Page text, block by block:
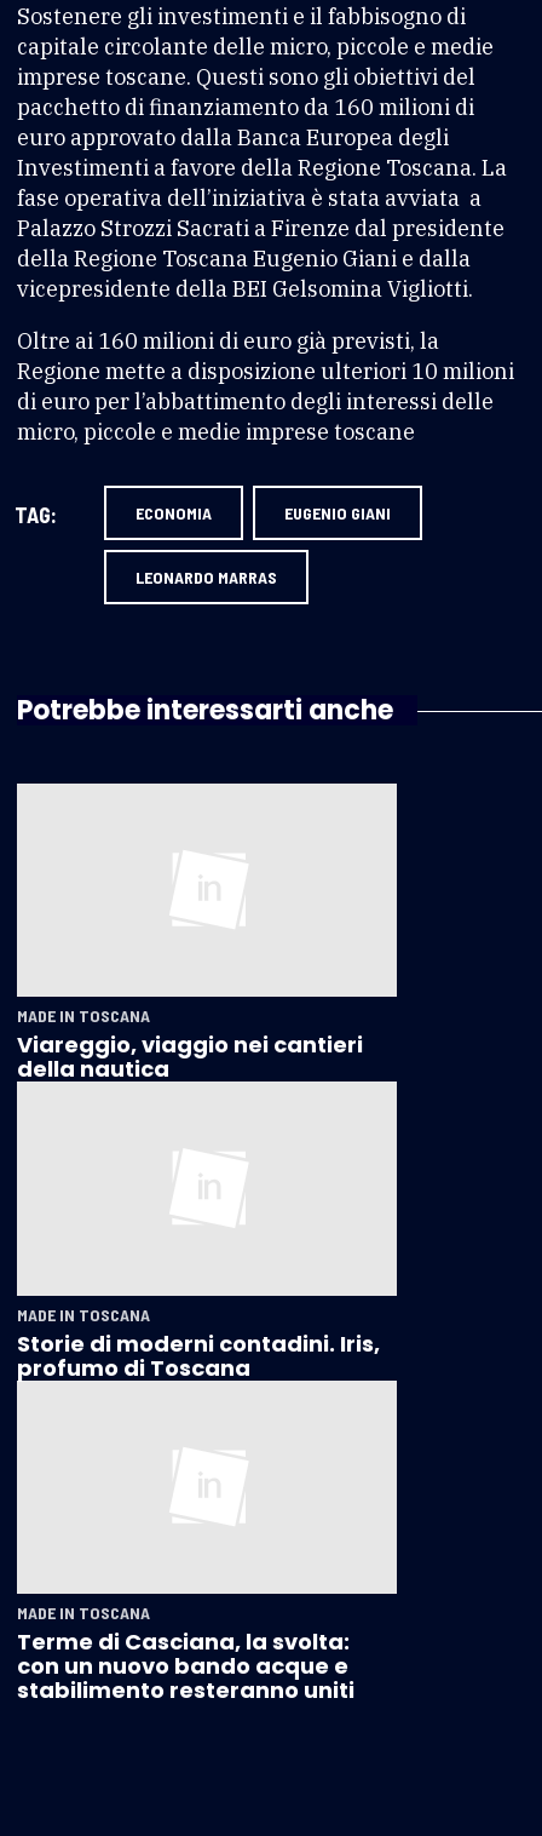
Sostenere gli investimenti e il fabbisogno di
capitale circolante delle micro, piccole e medie
imprese toscane. Questi sono gli obiettivi del
pacchetto di finanziamento da 160 milioni di
euro approvato dalla Banca Europea degli
Investimenti a favore della Regione Toscana. La
fase operativa dell’iniziativa è stata avviata a
Palazzo Strozzi Sacrati a Firenze dal presidente
della Regione Toscana Eugenio Giani e dalla
vicepresidente della BEI Gelsomina Vigliotti.
Oltre ai 160 milioni di euro già previsti, la
Regione mette a disposizione ulteriori 10 milioni
di euro per l’abbattimento degli interessi delle
micro, piccole e medie imprese toscane
TAG: ECONOMIA EUGENIO GIANI
LEONARDO MARRAS
Potrebbe interessarti anche
MADE IN TOSCANA
Viareggio, viaggio nei cantieri
della nautica
MADE IN TOSCANA
Storie di moderni contadini. Iris,
profumo di Toscana
MADE IN TOSCANA
Terme di Casciana, la svolta:
con un nuovo bando acque e
stabilimento resteranno uniti